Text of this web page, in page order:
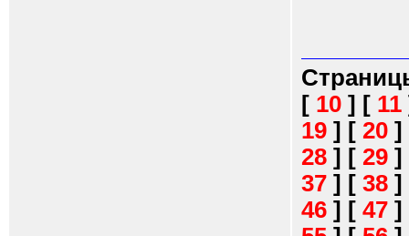
[ 10 ] [ 11
19 ] [ 20 ]
28 ] [ 29 ]
37 ] [ 38 ]
46 ] [ 47 ]